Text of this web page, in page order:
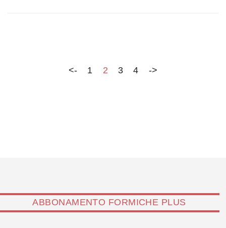
<- 1 2 3 4 ->
ABBONAMENTO FORMICHE PLUS